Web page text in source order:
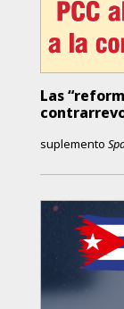
Las
suplemento